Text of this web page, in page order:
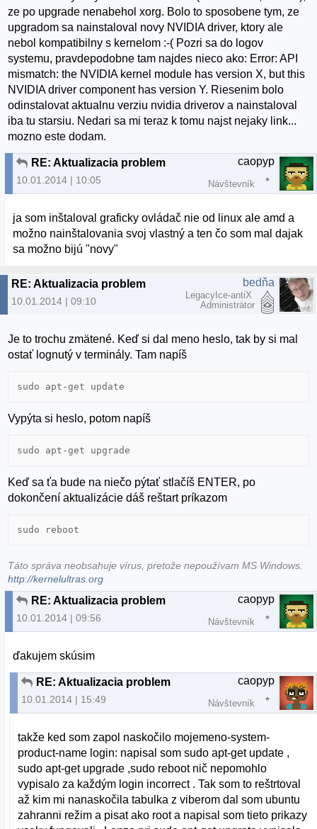
ze po upgrade nenabehol xorg. Bolo to sposobene tym, ze
upgradom sa nainstaloval novy NVIDIA driver, ktory ale
nebol kompatibilny s kernelom :-( Pozri sa do logov
systemu, pravdepodobne tam najdes nieco ako: Error: API
mismatch: the NVIDIA kernel module has version X, but this
NVIDIA driver component has version Y. Riesenim bolo
odinstalovat aktualnu verziu nvidia driverov a nainstaloval
iba tu starsiu. Nedari sa mi teraz k tomu najst nejaky link...
mozno este dodam.
RE: Aktualizacia problem
10.01.2014 | 10:05
caopyp
Návštevník
ja som inštaloval graficky ovládač nie od linux ale amd a
možno nainštalovania svoj vlastný a ten čo som mal dajak
sa možno bijú "novy"
RE: Aktualizacia problem
10.01.2014 | 09:10
bedňa
LegacyIce-antiX
Administrátor
Je to trochu zmätené. Keď si dal meno heslo, tak by si mal
ostať lognutý v terminály. Tam napíš
sudo apt-get update
Vypýta si heslo, potom napíš
sudo apt-get upgrade
Keď sa ťa bude na niečo pýtať stlačíš ENTER, po
dokončení aktualizácie dáš reštart príkazom
sudo reboot
Táto správa neobsahuje vírus, pretože nepoužívam MS Windows.
http://kernelultras.org
RE: Aktualizacia problem
10.01.2014 | 09:56
caopyp
Návštevník
ďakujem skúsim
RE: Aktualizacia problem
10.01.2014 | 15:49
caopyp
Návštevník
takže ked som zapol naskočilo mojemeno-system-
product-name login: napisal som sudo apt-get update ,
sudo apt-get upgrade ,sudo reboot nič nepomohlo
vypisalo za každým login incorrect . Tak som to reštrtoval
až kim mi nanaskočila tabulka z viberom dal som ubuntu
zahranni režim a pisat ako root a napisal som tieto prikazy